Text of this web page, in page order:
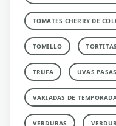
TOMATES CHERRY DE
TOMILLO TORTITAS
TRUFA UVAS PASAS
VARIADAS DE
VERDURAS